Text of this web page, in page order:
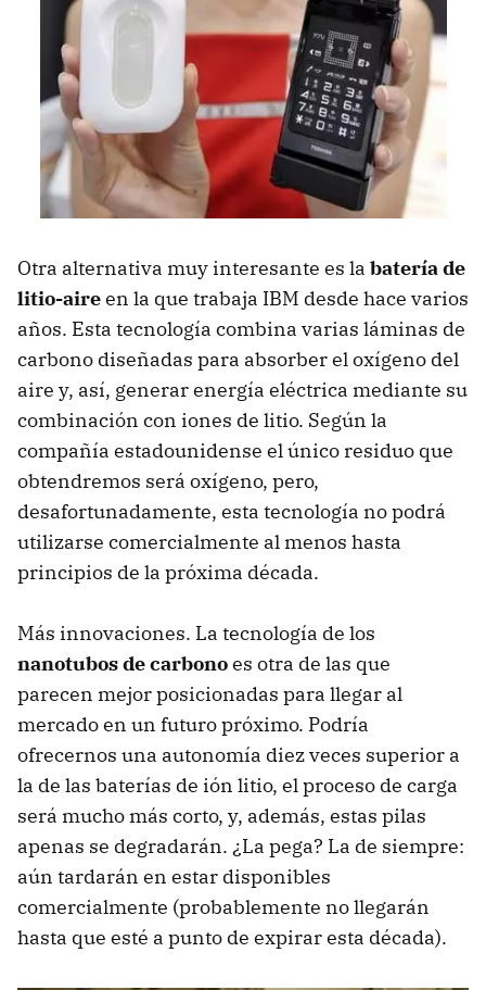
Otra alternativa muy interesante es la batería de
litio-aireen la que trabaja IBM desde hace varios
años. Esta tecnología combina varias láminas de
carbono diseñadas para absorber el oxígeno del
aire y, así, generar energía eléctrica mediante su
combinación con iones de litio. Según la
compañía estadounidense el único residuo que
obtendremos será oxígeno, pero,
desafortunadamente, esta tecnología no podrá
utilizarse comercialmente al menos hasta
principios de la próxima década.
Más innovaciones. La tecnología de los
nanotubos de carbonoes otra de las que
parecen mejor posicionadas para llegar al
mercado en un futuro próximo. Podría
ofrecernos una autonomía diez veces superior a
la de las baterías de ión litio, el proceso de carga
será mucho más corto, y, además, estas pilas
apenas se degradarán. ¿La pega? La de siempre:
aún tardarán en estar disponibles
comercialmente (probablemente no llegarán
hasta que esté a punto de expirar esta década).